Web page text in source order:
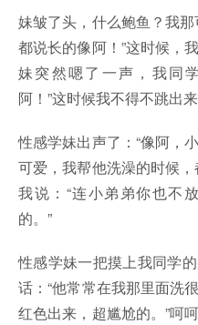
妹皱了头，什么鲍鱼？我
都说长的像阿！”这时候，
妹突然嗯了一声，我同
阿！”这时候我不得不跳出
性感学妹出声了：“像阿，
可爱，我帮他洗澡的时候，
我说：“连小弟弟你也不
的。”
性感学妹一把摸上我同学
话：“他常常在我那里面洗
红色出来，超尴尬的。”呵